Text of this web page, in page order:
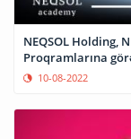
NEQSOL Holding,
Proqramlarına
10-08-2022